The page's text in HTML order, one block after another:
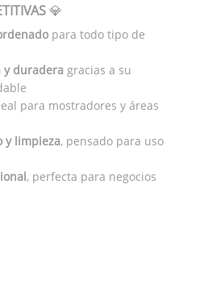
💎
para todo tipo de
y duradera gracias a su
para mostradores y áreas
y limpieza, pensado para uso
, perfecta para negocios